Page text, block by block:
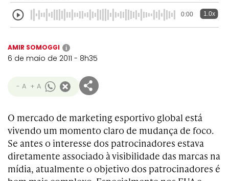
0:00 1.0x
AMIR SOMOGGI i
6 de maio de 2011 - 8h35
- A + A
O mercado de marketing esportivo global está
vivendo um momento claro de mudança de foco.
Se antes o interesse dos patrocinadores estava
diretamente associado à visibilidade das marcas na
mídia, atualmente o objetivo dos patrocinadores é